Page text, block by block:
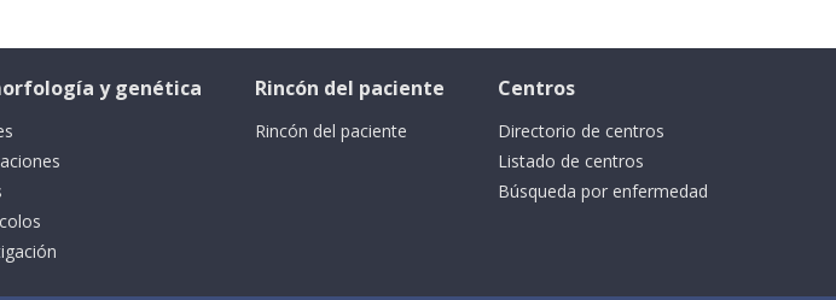
y genética Rincón del paciente
Rincón del paciente
Centros
Directorio de centros
Listado de centros
Búsqueda por enfermedad